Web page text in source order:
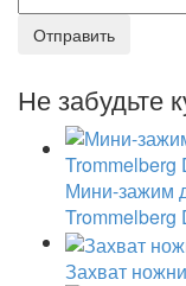
Не забудьте
Мини-зажим
Trommelberg
Захват